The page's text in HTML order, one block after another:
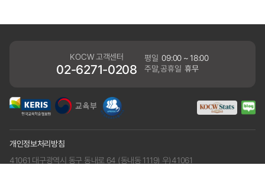
KOCW 고객센터
02-6271-0208
평일 09:00 ~ 18:00
주말,공휴일 휴무
개인정보처리방침
41061 대구광역시 동구 동내로 64 (동내동 1119) 우)41061